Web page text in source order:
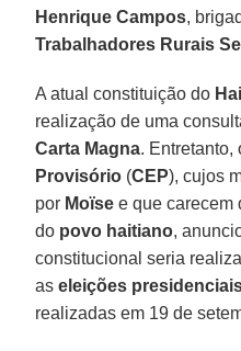
Henrique Campos,
Trabalhadores Rurais
A atual constituição do
realização de uma
Carta Magna. Entretanto,
Provisório (CEP), cujos
por Moïse e que carecem
do povo haitiano,
constitucional seria
aseleições
realizadas em 19 de